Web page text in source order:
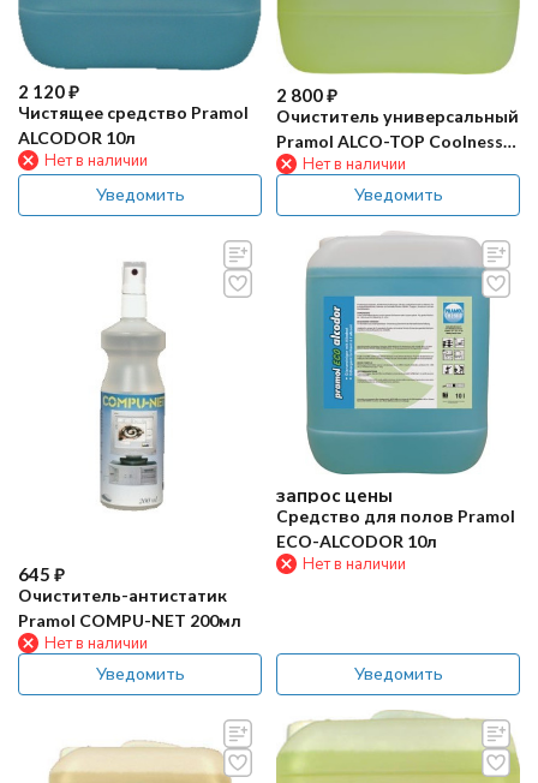
2 120₽
Чистящее средство Pramol
ALCODOR 10л
Нет в наличии
Уведомить
2 800₽
Очиститель универсальный
Pramol ALCO-TOP Coolness
10лНет в наличии
Уведомить
645 ₽
Очиститель-антистатик
Pramol COMPU-NET 200мл
Нет в наличии
Уведомить
запрос цены
Средство для полов Pramol
ECO-ALCODOR 10л
Нет в наличии
Уведомить